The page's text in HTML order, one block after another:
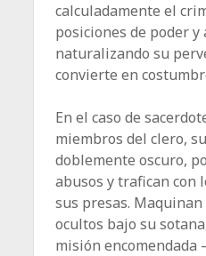
calculadamente el
posiciones de poder
naturalizando su
convierte en
En el caso de
miembros del clero,
doblemente oscuro,
abusos y trafican con
sus presas.
ocultos bajo su
misión encomendada